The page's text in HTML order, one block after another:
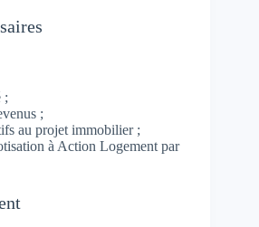
;
;
au projet immobilier ;
à Action Logement par